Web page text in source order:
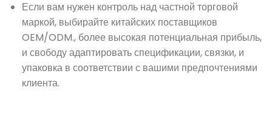
Если вам нужен контроль над частной торговой
маркой, выбирайте китайских поставщиков
OEM/ODM., более высокая потенциальная прибыль,
и свободу адаптировать спецификации, связки, и
упаковка в соответствии с вашими предпочтениями
клиента.